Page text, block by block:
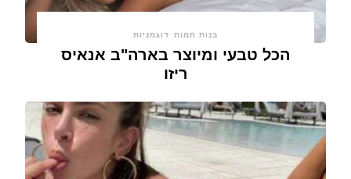
בנות חמות דוגמניות
הכל טבעי ומיוצר בארה"ב אנאיס
ריזו